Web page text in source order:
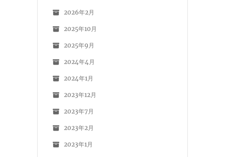
2026年2月
2025年10月
2025年9月
2024年4月
2024年1月
2023年12月
2023年7月
2023年2月
2023年1月